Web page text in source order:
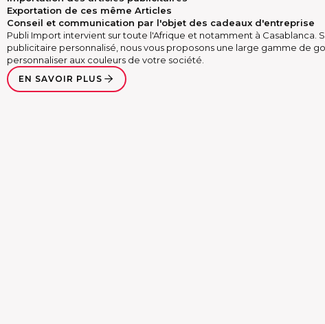
Exportation de ces même Articles
Conseil et communication par l'objet des cadeaux d'entreprise
Publi Import intervient sur toute l'Afrique et notamment à Casablanca.
publicitaire personnalisé, nous vous proposons une large gamme de
personnaliser aux couleurs de votre société.
EN SAVOIR PLUS